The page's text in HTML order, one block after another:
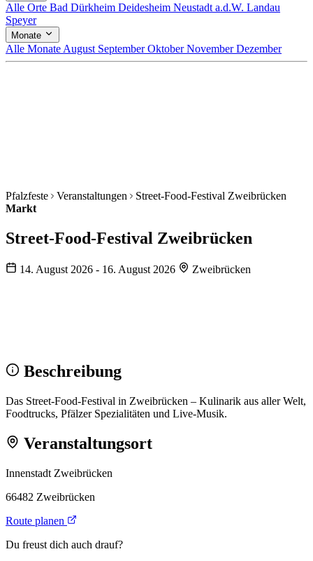
Alle Orte Bad Dürkheim Deidesheim Neustadt a.d.W. Landau
Speyer
Monate
Alle Monate August SeptemberOktoberNovemberDezember
Pfalzfeste Veranstaltungen
Street-Food-Festival Zweibrücken
Markt
Street-Food-Festival Zweibrücken
14. August 2026 - 16. August 2026 Zweibrücken
Beschreibung
Das Street-Food-Festival in Zweibrücken – Kulinarik aus aller Welt,
Foodtrucks, Pfälzer Spezialitäten und Live-Musik.
Veranstaltungsort
Innenstadt Zweibrücken
66482 Zweibrücken
Route planen
Du freust dich auch drauf?